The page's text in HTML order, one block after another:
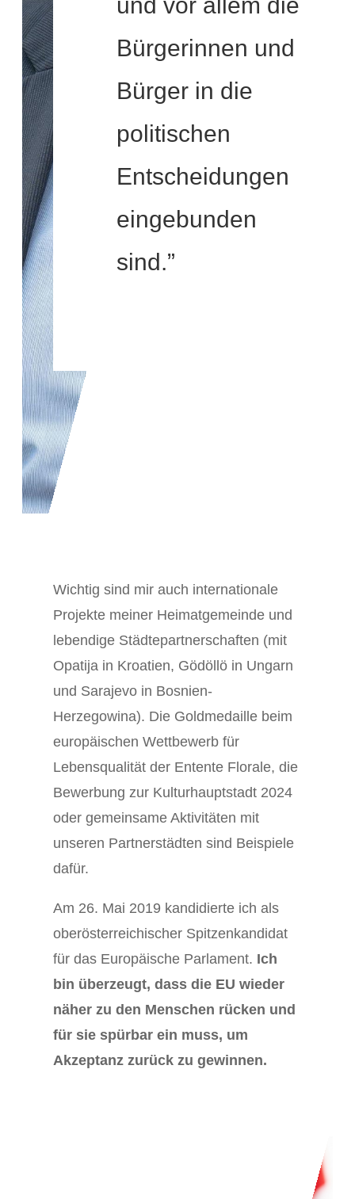
und vor allem die
Bürgerinnen und
Bürger in die
politischen
Entscheidungen
eingebunden
sind.”
Wichtig sind mir auch internationale
Projekte meiner Heimatgemeinde und
lebendige Städtepartnerschaften (mit
Opatija in Kroatien, Gödöllö in Ungarn
und Sarajevo in Bosnien-
Herzegowina). Die Goldmedaille beim
europäischen Wettbewerb für
Lebensqualität der Entente Florale, die
Bewerbung zur Kulturhauptstadt 2024
oder gemeinsame Aktivitäten mit
unseren Partnerstädten sind Beispiele
dafür.
Am 26. Mai 2019 kandidierte ich als
oberösterreichischer Spitzenkandidat
für das Europäische Parlament. Ich
bin überzeugt, dass die EU wieder
näher zu den Menschen rücken und
für sie spürbar ein muss, um
Akzeptanz zurück zu gewinnen.